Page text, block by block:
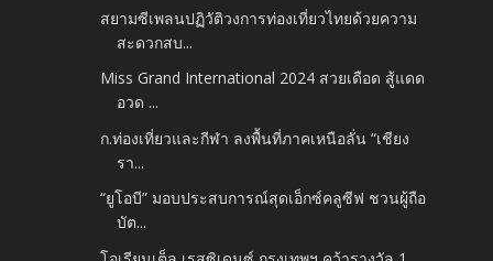
สยามซีเพลนปฏิวัติวงการท่องเที่ยวไทยด้วยความ
สะดวกสบ...
Miss Grand International 2024 สวยเดือด สู้แดด
อวด ...
ก.ท่องเที่ยวและกีฬา ลงพื้นที่ภาคเหนือลั่น “เชียง
รา...
“ยูโอบี” มอบประสบการณ์สุดเอ็กซ์คลูซีฟ ชวนผู้ถือ
บัต...